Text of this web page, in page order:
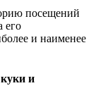
посещений
его
и наименее
и